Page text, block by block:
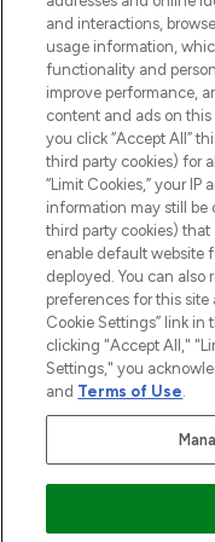
Do Not
AIDE
À
Payer en toute
and interactions,
usage information,
functionality and
improve performance,
content and ads on
you click “Accept All”
third party cookies) for
“Limit Cookies,” your
information may still
third party cookies) that
enable default website
deployed. You can also
preferences for this
Cookie Settings” link in
clicking "Accept All,"
Settings," you
and Terms of Use.